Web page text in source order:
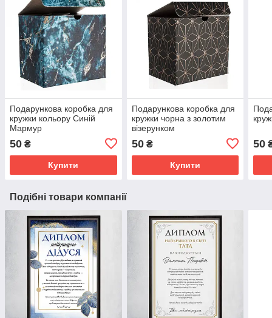
Подарункова коробка для
кружки кольору Синій
Мармур
50 ₴
Купити
Подарункова коробка для
кружки чорна з золотим
візерунком
50₴
Купити
50
Подібні товари компанії